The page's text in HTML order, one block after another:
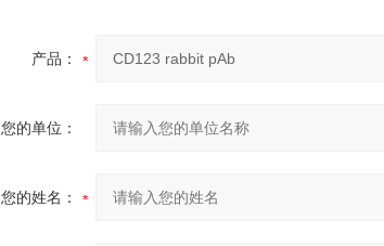
产品：
您的单位：
您的姓名：